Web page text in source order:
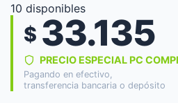
10 disponibles
$ 33.135
PRECIO ESPECIAL PC
Pagando en efectivo,
transferencia bancaria o depósito